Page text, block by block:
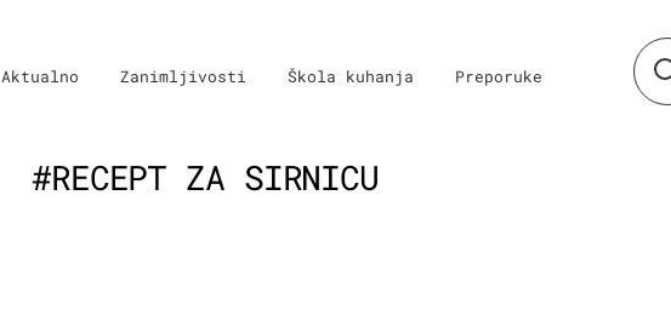
Aktualno Zanimljivosti Škola kuhanja Preporuke
#RECEPT ZA SIRNICU